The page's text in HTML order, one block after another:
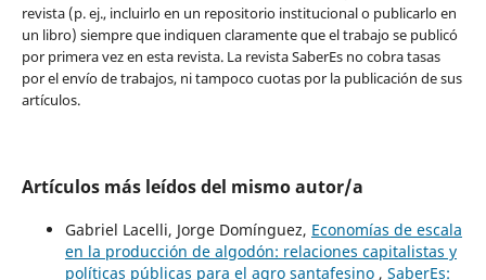
revista (p. ej., incluirlo en un repositorio institucional o publicarlo en
un libro) siempre que indiquen claramente que el trabajo se publicó
por primera vez en esta revista. La revista SaberEs no cobra tasas
por el envío de trabajos, ni tampoco cuotas por la publicación de sus
artículos.
Artículos más leídos del mismo autor/a
Gabriel Lacelli, Jorge Domínguez, Economías de escala
en la producción de algodón: relaciones capitalistas y
políticas públicas para el agro santafesino , SaberEs: